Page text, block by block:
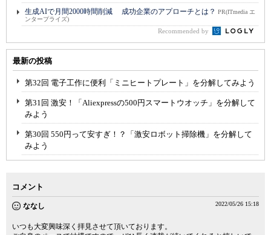
生成AIで月間2000時間削減 成功企業のアプローチとは？ PR(ITmedia エ
ンタープライズ)
Recommended by
最新の投稿
第32回 電子工作に便利「ミニヒートプレート」を分解してみよう
第31回 激安！「Aliexpressの500円スマートウオッチ」を分解して
みよう
第30回 550円って安すぎ！？「激安ロボット掃除機」を分解して
みよう
コメント
ななし 2022/05/26 15:18
いつも大変興味深く拝見させて頂いております。